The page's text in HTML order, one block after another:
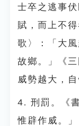
士卒之逃事
賦，而上不
歌〉：「大
故鄉。」《
威勢越大，自
4. 刑罰。《
惟辟作威。